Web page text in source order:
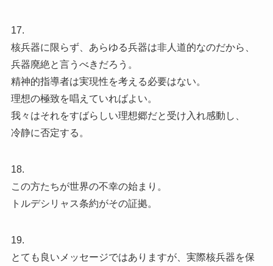
17.
核兵器に限らず、あらゆる兵器は非人道的なのだから、
兵器廃絶と言うべきだろう。
精神的指導者は実現性を考える必要はない。
理想の極致を唱えていればよい。
我々はそれをすばらしい理想郷だと受け入れ感動し、
冷静に否定する。
18.
この方たちが世界の不幸の始まり。
トルデシリャス条約がその証拠。
19.
とても良いメッセージではありますが、実際核兵器を保